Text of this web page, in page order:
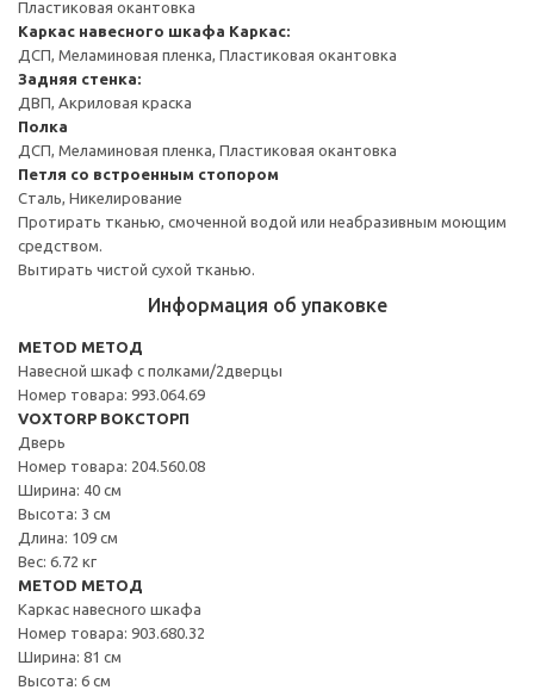
Пластиковая окантовка
Каркас навесного шкафа Каркас:
ДСП, Меламиновая пленка, Пластиковая окантовка
Задняя стенка:
ДВП, Акриловая краска
Полка
ДСП, Меламиновая пленка, Пластиковая окантовка
Петля со встроенным стопором
Сталь, Никелирование
Протирать тканью, смоченной водой или неабразивным моющим
средством.
Вытирать чистой сухой тканью.
Информация об упаковке
METOD МЕТОД
Навесной шкаф с полками/2дверцы
Номер товара: 993.064.69
VOXTORP ВОКСТОРП
Дверь
Номер товара: 204.560.08
Ширина: 40 см
Высота: 3 см
Длина: 109 см
Вес: 6.72 кг
METOD МЕТОД
Каркас навесного шкафа
Номер товара: 903.680.32
Ширина: 81 см
Высота: 6 см